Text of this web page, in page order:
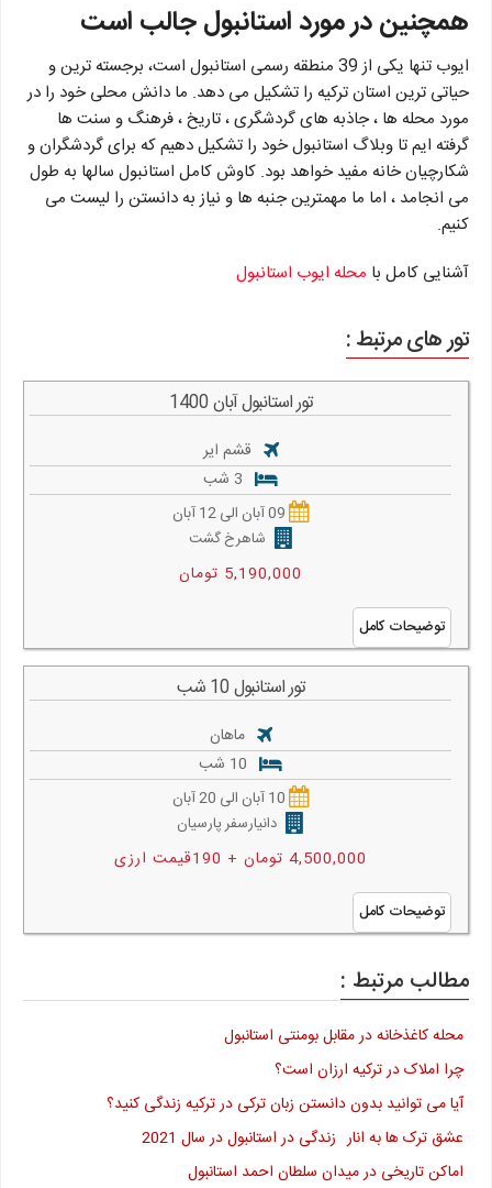
همچنین در مورد استانبول جالب است
ایوب تنها یکی از 39 منطقه رسمی استانبول است، برجسته ترین و
حیاتی ترین استان ترکیه را تشکیل می دهد. ما دانش محلی خود را در
مورد محله ها ، جاذبه های گردشگری ، تاریخ ، فرهنگ و سنت ها
گرفته ایم تا وبلاگ استانبول خود را تشکیل دهیم که برای گردشگران و
شکارچیان خانه مفید خواهد بود. کاوش کامل استانبول سالها به طول
می انجامد ، اما ما مهمترین جنبه ها و نیاز به دانستن را لیست می
کنیم.
آشنایی کامل با محله ایوب استانبول
تور های مرتبط :
تور استانبول آبان 1400
قشم ایر
09 آبان الی 12 آبان
شاهرخ گشت
5,190,000 تومان
توضیحات کامل
تور استانبول 10 شب
ماهان
10 آبان الی 20 آبان
دانیارسفر پارسیان
4,500,000 تومان + 190قیمت ارزی
توضیحات کامل
مطالب مرتبط :
محله کاغذخانه در مقابل بومنتی استانبول
چرا املاک در ترکیه ارزان است؟
آیا می توانید بدون دانستن زبان ترکی در ترکیه زندگی کنید؟
عشق ترک ها به انار زندگی در استانبول در سال 2021
اماکن تاریخی در میدان سلطان احمد استانبول